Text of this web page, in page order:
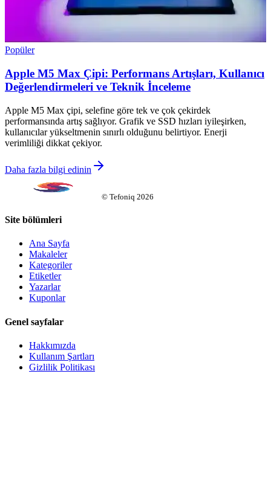
Popüler
Apple M5 Max Çipi: Performans Artışları, Kullanıcı
Değerlendirmeleri ve Teknik İnceleme
Apple M5 Max çipi, selefine göre tek ve çok çekirdek
performansında artış sağlıyor. Grafik ve SSD hızları iyileşirken,
kullanıcılar yükseltmenin sınırlı olduğunu belirtiyor. Enerji
verimliliği dikkat çekiyor.
Daha fazla bilgi edinin
© Tefoniq 2026
Site bölümleri
Ana Sayfa
Makaleler
Kategoriler
Etiketler
Yazarlar
Kuponlar
Genel sayfalar
Hakkımızda
Kullanım Şartları
Gizlilik Politikası